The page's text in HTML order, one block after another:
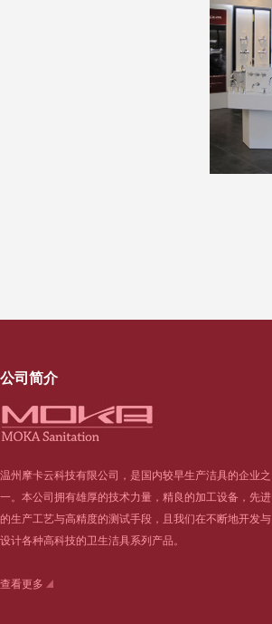
公司简介
温州摩卡云科技有限公司，是国内较早生产洁具的企业之
一。本公司拥有雄厚的技术力量，精良的加工设备，先进
的生产工艺与高精度的测试手段，且我们在不断地开发与
设计各种高科技的卫生洁具系列产品。
查看更多